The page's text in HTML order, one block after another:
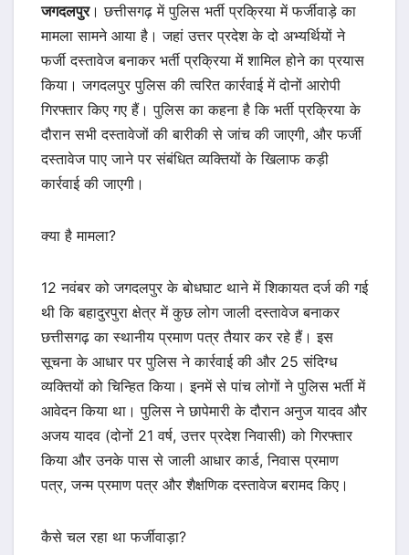
जगदलपुर। छत्तीसगढ़ में पुलिस भर्ती प्रक्रिया में फर्जीवाड़े का
मामला सामने आया है। जहां उत्तर प्रदेश के दो अभ्यर्थियों ने
फर्जी दस्तावेज बनाकर भर्ती प्रक्रिया में शामिल होने का प्रयास
किया। जगदलपुर पुलिस की त्वरित कार्रवाई में दोनों आरोपी
गिरफ्तार किए गए हैं। पुलिस का कहना है कि भर्ती प्रक्रिया के
दौरान सभी दस्तावेजों की बारीकी से जांच की जाएगी, और फर्जी
दस्तावेज पाए जाने पर संबंधित व्यक्तियों के खिलाफ कड़ी
कार्रवाई की जाएगी।
क्या है मामला?
12 नवंबर को जगदलपुर के बोधघाट थाने में शिकायत दर्ज की गई
थी कि बहादुरपुरा क्षेत्र में कुछ लोग जाली दस्तावेज बनाकर
छत्तीसगढ़ का स्थानीय प्रमाण पत्र तैयार कर रहे हैं। इस
सूचना के आधार पर पुलिस ने कार्रवाई की और 25 संदिग्ध
व्यक्तियों को चिन्हित किया। इनमें से पांच लोगों ने पुलिस भर्ती में
आवेदन किया था। पुलिस ने छापेमारी के दौरान अनुज यादव और
अजय यादव (दोनों 21 वर्ष, उत्तर प्रदेश निवासी) को गिरफ्तार
किया और उनके पास से जाली आधार कार्ड, निवास प्रमाण
पत्र, जन्म प्रमाण पत्र और शैक्षणिक दस्तावेज बरामद किए।
कैसे चल रहा था फर्जीवाड़ा?